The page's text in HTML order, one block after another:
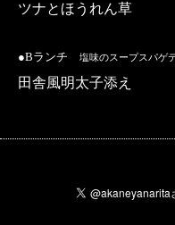
ツナとほうれん草
●Bランチ 塩味のスープスパゲ
田舎風明太子添え